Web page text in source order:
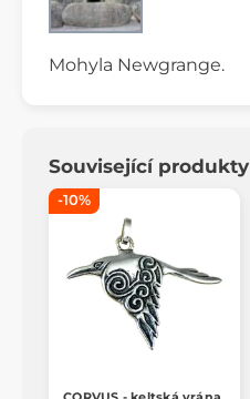
Mohyla Newgrange.
Související produkty
-10%